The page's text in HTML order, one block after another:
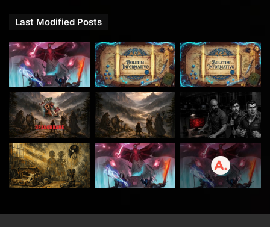
Last Modified Posts